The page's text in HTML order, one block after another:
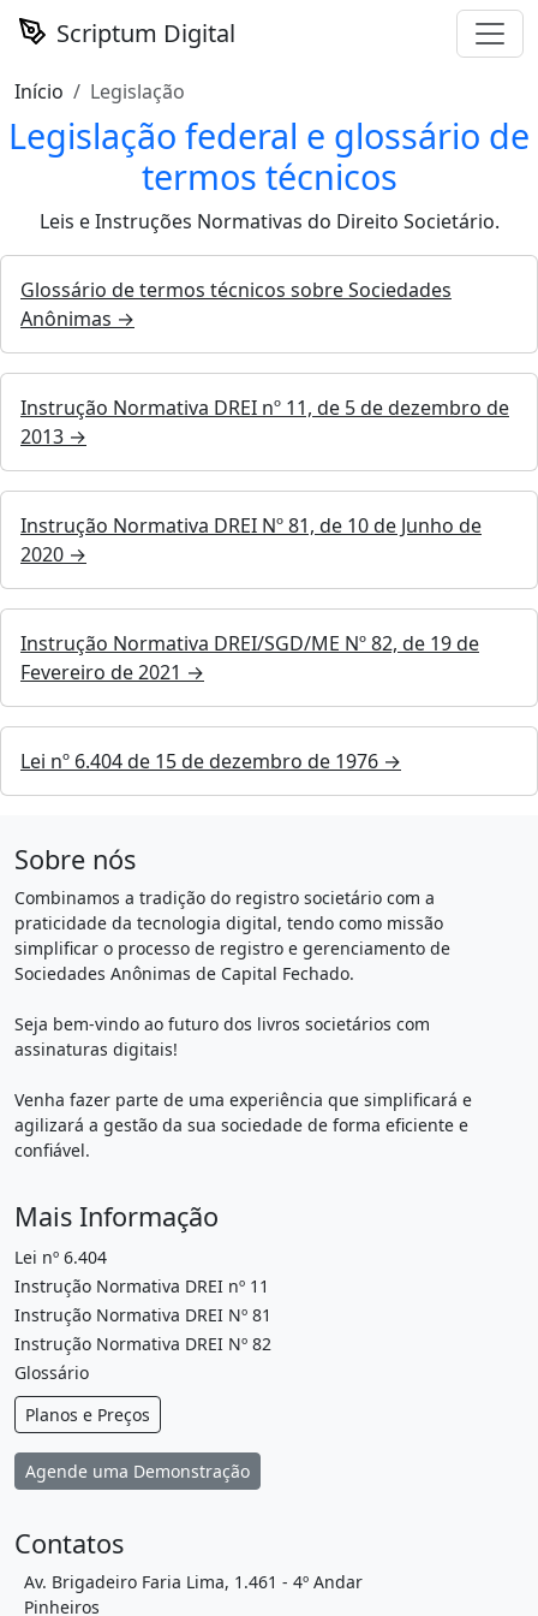
Scriptum Digital
Início Legislação
Legislação federal e glossário de
termos técnicos
Leis e Instruções Normativas do Direito Societário.
Glossário de termos técnicos sobre Sociedades
Anônimas →
Instrução Normativa DREI nº 11, de 5 de dezembro de
2013 →
Instrução Normativa DREI Nº 81, de 10 de Junho de
2020 →
Instrução Normativa DREI/SGD/ME Nº 82, de 19 de
Fevereiro de 2021 →
Lei nº 6.404 de 15 de dezembro de 1976 →
Sobre nós
Combinamos a tradição do registro societário com a
praticidade da tecnologia digital, tendo como missão
simplificar o processo de registro e gerenciamento de
Sociedades Anônimas de Capital Fechado.
Seja bem-vindo ao futuro dos livros societários com
assinaturas digitais!
Venha fazer parte de uma experiência que simplificará e
agilizará a gestão da sua sociedade de forma eficiente e
confiável.
Mais Informação
Lei nº 6.404
Instrução Normativa DREI nº 11
Instrução Normativa DREI Nº 81
Instrução Normativa DREI Nº 82
Glossário
Planos e Preços
Agende uma Demonstração
Contatos
Av. Brigadeiro Faria Lima, 1.461 - 4º Andar
Pinheiros